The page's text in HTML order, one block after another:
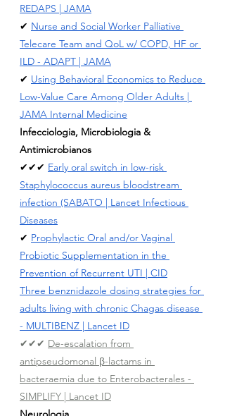
REDAPS | JAMA
✔ Nurse and Social Worker Palliative
Telecare Team and QoL w/ COPD, HF or
ILD - ADAPT | JAMA
✔ Using Behavioral Economics to Reduce
Low-Value Care Among Older Adults |
JAMA Internal Medicine
Infecciologia, Microbiologia &
Antimicrobianos
✔✔✔ Early oral switch in low-risk
Staphylococcus aureus bloodstream
infection (SABATO | Lancet Infectious
Diseases
✔ Prophylactic Oral and/or Vaginal
Probiotic Supplementation in the
Prevention of Recurrent UTI | CID
Three benznidazole dosing strategies for
adults living with chronic Chagas disease
- MULTIBENZ | Lancet ID
✔✔✔ De-escalation from
antipseudomonal β-lactams in
bacteraemia due to Enterobacterales -
SIMPLIFY | Lancet ID